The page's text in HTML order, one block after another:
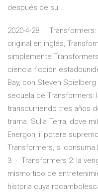
después de su …
2020-4-28 ·
original en inglés,
simplemente
ciencia ficción
Bay, con Steven
secuela de Transformers:
transcurriendo tres años
trama. Sulla Terra, dove
Energon, il potere
Transformers, si consuma
3 · Transformers 2: la
mismo tipo de
historia cuya